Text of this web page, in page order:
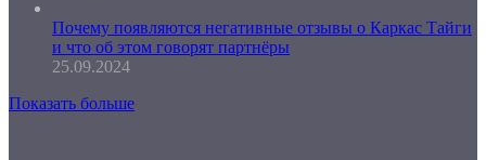
Почему появляются негативные отзывы о Каркас Тайги
и что об этом говорят партнёры
25.09.2024
Показать больше